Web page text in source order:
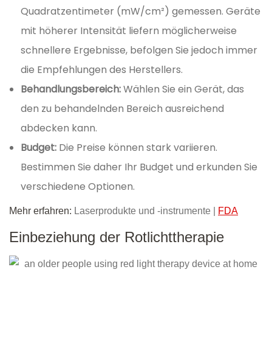
Quadratzentimeter (mW/cm²) gemessen. Geräte
mit höherer Intensität liefern möglicherweise
schnellere Ergebnisse, befolgen Sie jedoch immer
die Empfehlungen des Herstellers.
Behandlungsbereich:Wählen Sie ein Gerät, das
den zu behandelnden Bereich ausreichend
abdecken kann.
Budget: Die Preise können stark variieren.
Bestimmen Sie daher Ihr Budget und erkunden Sie
verschiedene Optionen.
Mehr erfahren: Laserprodukte und -instrumente | FDA
Einbeziehung der Rotlichttherapie